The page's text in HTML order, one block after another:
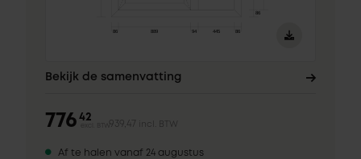
Bekijk de samenvatting
776 42
939,47 incl. BTW
Af te halen vanaf 24 augustus